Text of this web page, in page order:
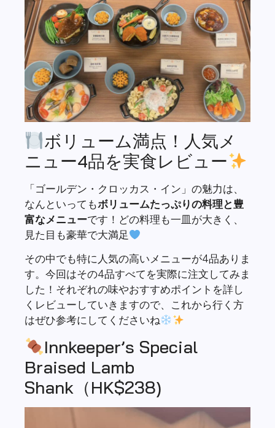
ボリューム満点！人気メ
ニュー4品を実食レビュー
「ゴールデン・クロッカス・イン」の魅力は、
なんといってもボリュームたっぷりの料理と豊
富なメニューです！どの料理も一皿が大きく、
見た目も豪華で大満足
その中でも特に人気の高いメニューが4品ありま
す。今回はその4品すべてを実際に注文してみま
した！それぞれの味やおすすめポイントを詳し
くレビューしていきますので、これから行く方
はぜひ参考にしてくださいね
Innkeeper’s Special
Braised Lamb
Shank（HK$238)